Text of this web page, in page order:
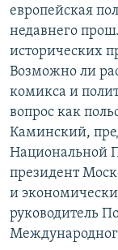
европейская
недавнего
исторических
Возможно ли
комикса и
вопрос как
Каминский,
Национальной
президент
и
руководитель